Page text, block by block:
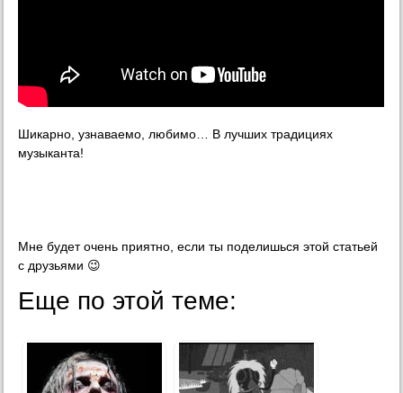
Шикарно, узнаваемо, любимо… В лучших традициях
музыканта!
Мне будет очень приятно, если ты поделишься этой статьей
с друзьями 😉
Еще по этой теме: